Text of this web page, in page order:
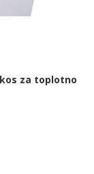
za toplotno